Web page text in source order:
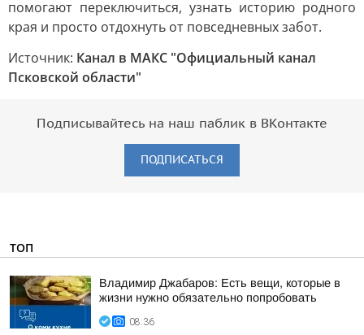
помогают переключиться, узнать историю родного
края и просто отдохнуть от повседневных забот.
Источник: Канал в МАКС "Официальный канал
Псковской области"
Подписывайтесь на наш паблик в ВКонтакте
ПОДПИСАТЬСЯ
ТОП
Владимир Джабаров: Есть вещи, которые в
жизни нужно обязательно попробовать
08:36